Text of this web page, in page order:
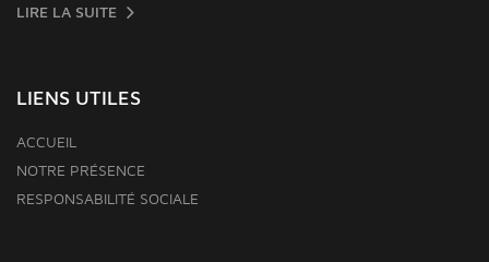
LIRE LA SUITE
LIENS UTILES
ACCUEIL
NOTRE PRÉSENCE
RESPONSABILITÉ SOCIALE